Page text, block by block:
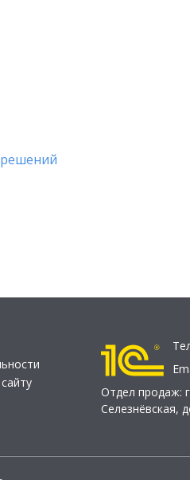
Отдел продаж:
Селезнёвская,